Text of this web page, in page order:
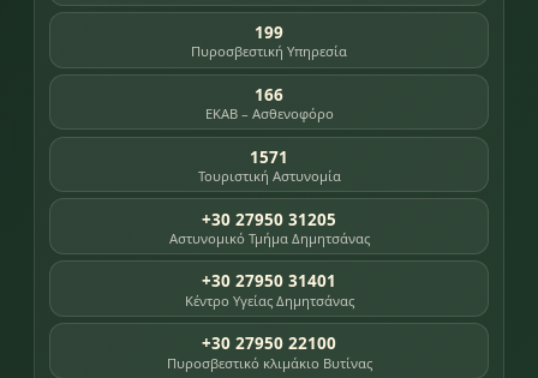
199
Πυροσβεστική Υπηρεσία
166
ΕΚΑΒ – Ασθενοφόρο
1571
Τουριστική Αστυνομία
+30 27950 31205
Αστυνομικό Τμήμα Δημητσάνας
+30 27950 31401
Κέντρο Υγείας Δημητσάνας
+30 27950 22100
Πυροσβεστικό κλιμάκιο Βυτίνας